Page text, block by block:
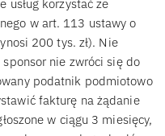
usług korzystać ze
w art. 113 ustawy o
200 tys. zł). Nie
nie zwróci się do
podatnik podmiotowo
fakturę na żądanie
w ciągu 3 miesięcy,